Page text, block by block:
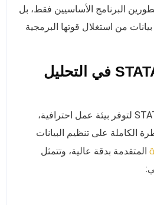
البرنامج الأساسيين فقط، بل
من استغلال قوتها البرمجية
عناصر برنامج STATA في التحليل
تتكامل عناصر برنامج STATA لتوفر بيئة عمل احترافية،
الكاملة على تنظيم البيانات
المتقدمة بدقة عالية، وتتمثل